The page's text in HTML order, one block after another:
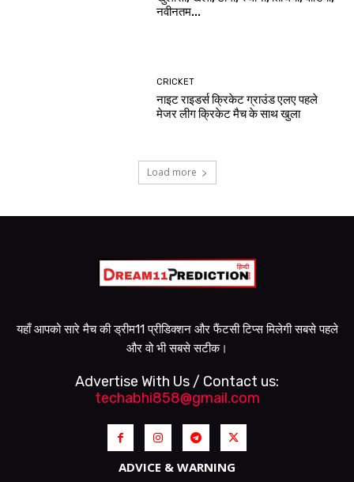
नवीनतम...
CRICKET
नाइट राइडर्स क्रिकेट ग्राउंड एलए पहले
मेजर लीग क्रिकेट मैच के साथ खुला
Load more
यहाँ आपको सारे मैच की ड्रीम11 प्रीडिक्शन और फैंटसी टिप्स मिलेगी सबसे पहले
और वो भी सबसे सटीक।
Advertise With Us / Contact us:
techabhi858@gmail.com
ADVICE & WARNING